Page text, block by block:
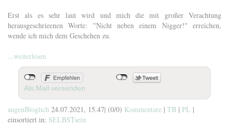
Erst als es sehr laut wird und mich die mit großer Verachtung
herausgeschrieenen Worte: "Nicht neben einem Nigger!" erreichen,
wende ich mich dem Geschehen zu.
...weiterlesen
Als Mail versenden
augenBloglich 24.07.2021, 15.47| (0/0) Kommentare | TB | PL |
einsortiert in: SELBSTsein